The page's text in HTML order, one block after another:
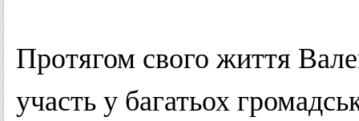
Протягом свого життя
участьу багатьох